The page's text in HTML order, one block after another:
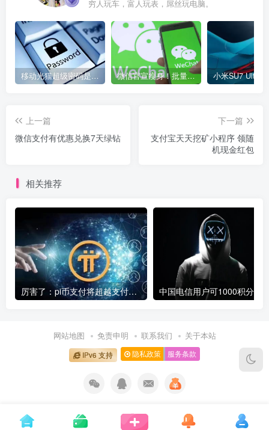
穷人玩车，富人玩表，屌丝玩电脑。
移动光猫超级密码是多少？移动光猫超级管理员后台账号与密码 微信官宣瘦身！批量清理原图新功能来了 安卓、iOS均可使用
上一篇
微信支付有优惠兑换7天绿钻
下一篇
支付宝天天挖矿小程序 领随
机现金红包
相关推荐
厉害了：pi币支付将超越支付宝微信成为全球第一大支付平台
网站地图 免责申明 联系我们 关于本站
IPv6 支持 隐私政策 服务条款